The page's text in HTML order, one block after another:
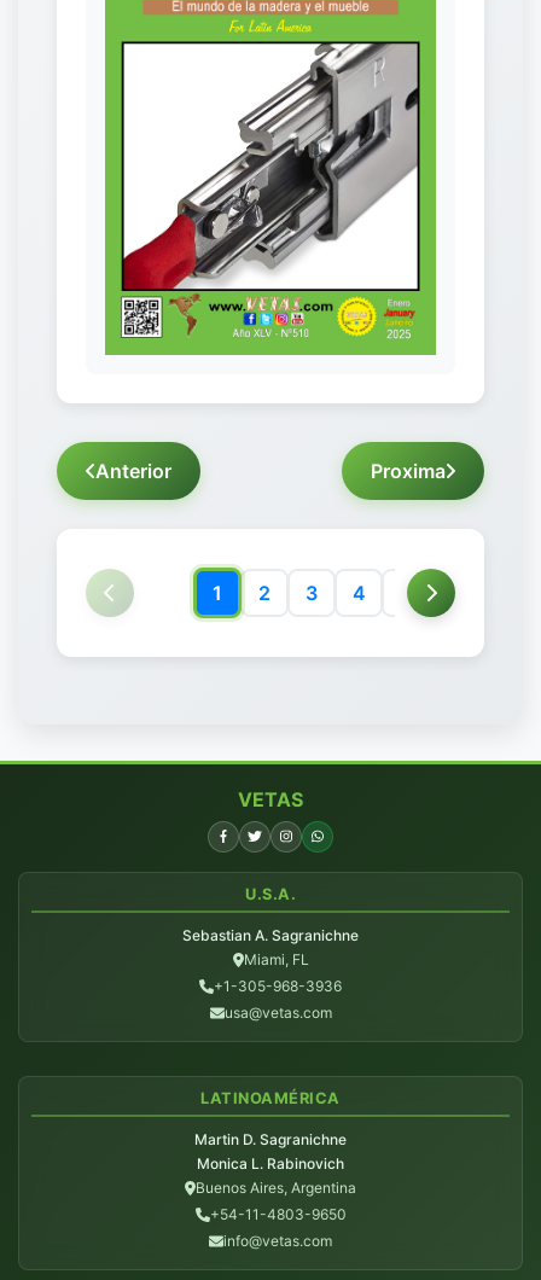
Anterior Proxima
1 2 3 4 5 6
VETAS
U.S.A.
Sebastian A. Sagranichne
Miami, FL
+1-305-968-3936
usa@vetas.com
LATINOAMÉRICA
Martin D. Sagranichne
Monica L. Rabinovich
Buenos Aires, Argentina
+54-11-4803-9650
info@vetas.com